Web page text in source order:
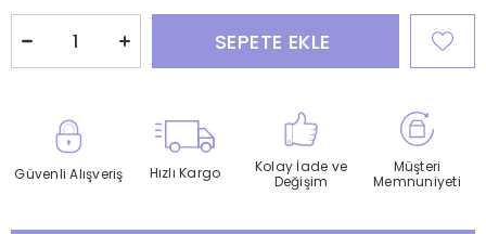
Güvenli Alışveriş Hızlı Kargo
Kolay İade ve
Değişim
Müşteri
Memnuniyeti